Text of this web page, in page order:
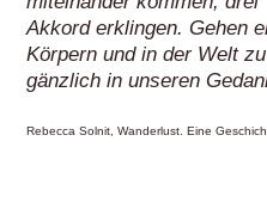
Akkord erklingen. Gehen
Körpern und in der Welt
gänzlich in unseren
Rebecca Solnit, Wanderlust. Eine